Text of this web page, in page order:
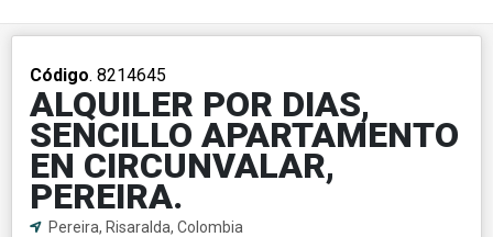
Código. 8214645
ALQUILER POR DIAS,
SENCILLO APARTAMENTO
EN CIRCUNVALAR,
PEREIRA.
Pereira, Risaralda, Colombia